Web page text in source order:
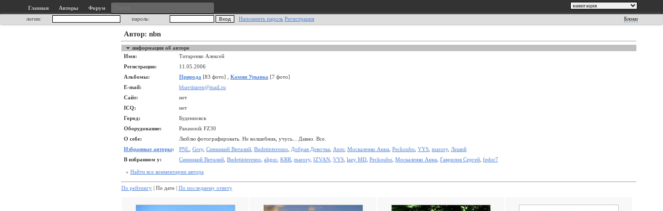
Главная Авторы
Форум
логин:
пароль: Напомнить пароль Регистрация Блоки
Автор: nbn
информация об авторе
Имя:
Титаренко Алексей
Регистрация:
11.05.2006
Альбомы:
Природа [83 фото] , Камни Урывка [7 фото]
E-mail:
bbavtitaren@mail.ru
Сайт:
нет
ICQ:
нет
Город:
Буденновск
Оборудование:
Panasonik FZ30
О себе:
Люблю фотографировать. Не волшебник, учусь... Давно. Все.
Избранные авторы: PNL Grey, Синицкий Виталий Budetinteresno Добрая Девочка Ansv, Москаленко Анна Peckoubo VYS marory, Леший
В избранном у:
Синицкий Виталий Budetinteresno aligor KRR marory, IZVAN VYS lazy MD Peckoubo Москаленко Анна Гаврилов Сергей fedor7
» Найти все комментарии автора
По рейтингу | По дате | По последнему ответу